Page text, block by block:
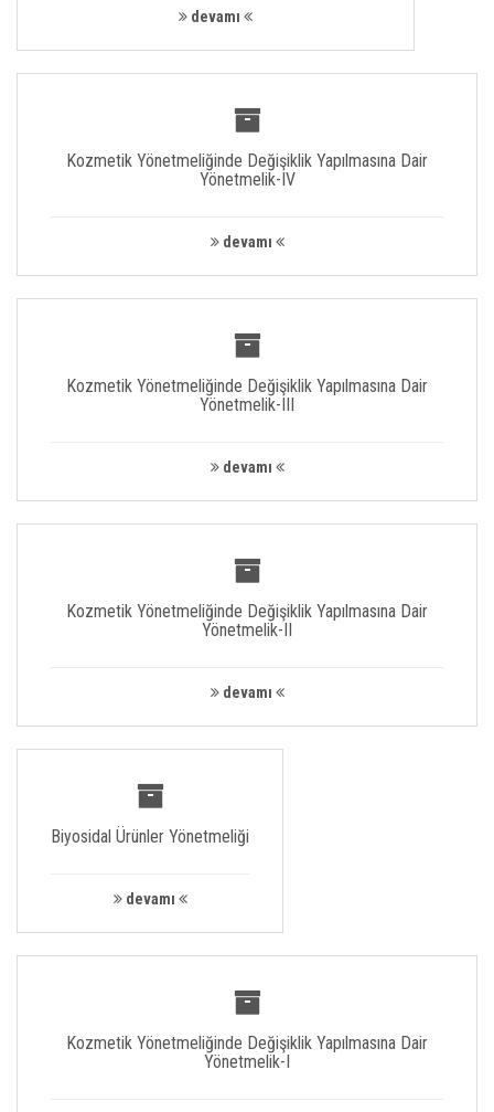
devamı
Kozmetik Yönetmeliğinde Değişiklik Yapılmasına Dair
Yönetmelik-IV
devamı
Kozmetik Yönetmeliğinde Değişiklik Yapılmasına Dair
Yönetmelik-III
devamı
Kozmetik Yönetmeliğinde Değişiklik Yapılmasına Dair
Yönetmelik-II
devamı
Biyosidal Ürünler Yönetmeliği
devamı
Kozmetik Yönetmeliğinde Değişiklik Yapılmasına Dair
Yönetmelik-I